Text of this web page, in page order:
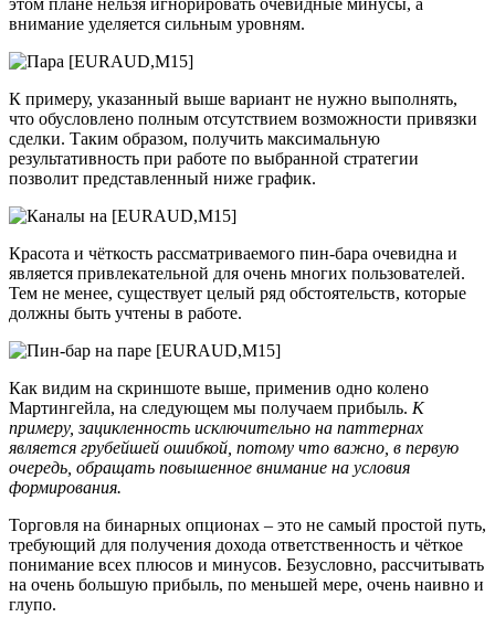
этом плане нельзя игнорировать очевидные минусы, а
внимание уделяется сильным уровням.
К примеру, указанный выше вариант не нужно выполнять,
что обусловлено полным отсутствием возможности привязки
сделки. Таким образом, получить максимальную
результативность при работе по выбранной стратегии
позволит представленный ниже график.
Красота и чёткость рассматриваемого пин-бара очевидна и
является привлекательной для очень многих пользователей.
Тем не менее, существует целый ряд обстоятельств, которые
должны быть учтены в работе.
Как видим на скриншоте выше, применив одно колено
Мартингейла, на следующем мы получаем прибыль. К
примеру, зацикленность исключительно на паттернах
является грубейшей ошибкой, потому что важно, в первую
очередь, обращать повышенное внимание на условия
формирования.
Торговля на бинарных опционах – это не самый простой путь,
требующий для получения дохода ответственность и чёткое
понимание всех плюсов и минусов. Безусловно, рассчитывать
на очень большую прибыль, по меньшей мере, очень наивно и
глупо.